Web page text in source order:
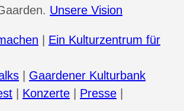
Unsere Vision
Ein Kulturzentrum für
Gaardener Kulturbank
Konzerte Presse